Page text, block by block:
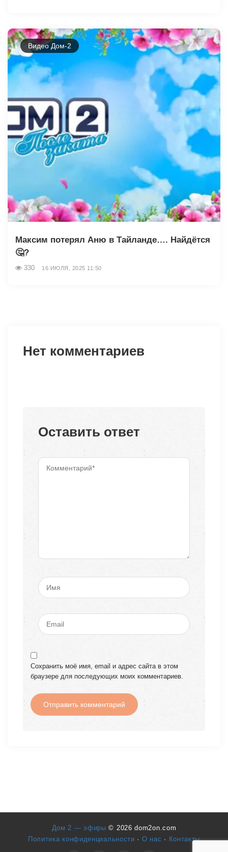
Видео Дом-2
Максим потерял Аню в Тайланде…. Найдётся
🤔?
330 16 ИЮЛЯ, 2025 11:50
Нет комментариев
Оставить ответ
Сохранить моё имя, email и адрес сайта в этом
браузере для последующих моих комментариев.
Дом 2 — эфиры© 2026 dom2on.com
Политика конфиденциальности · О нас · Контакты